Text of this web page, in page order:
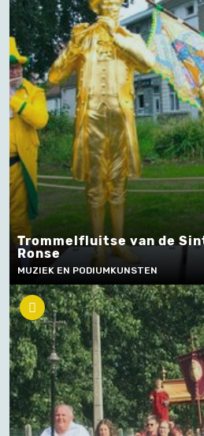
Trommelfluitse van de
Ronse
MUZIEK EN PODIUMKUNSTEN